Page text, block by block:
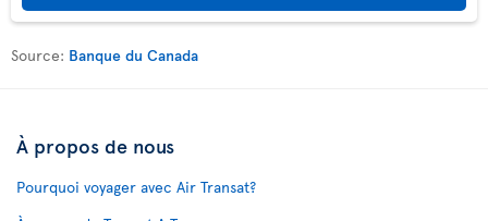
Source: Banque du Canada
À propos de nous
Pourquoi voyager avec Air Transat?